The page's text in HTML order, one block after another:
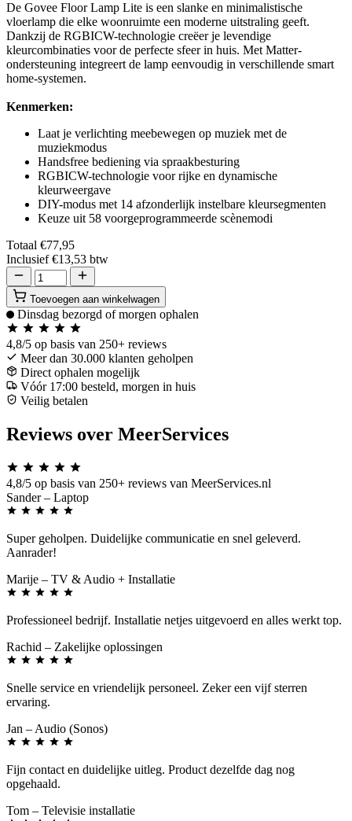
De Govee Floor Lamp Lite is een slanke en minimalistische
vloerlamp die elke woonruimte een moderne uitstraling geeft.
Dankzij de RGBICW-technologie creëer je levendige
kleurcombinaties voor de perfecte sfeer in huis. Met Matter-
ondersteuning integreert de lamp eenvoudig in verschillende smart
home-systemen.
Kenmerken:
Laat je verlichting meebewegen op muziek met de
muziekmodus
Handsfree bediening via spraakbesturing
RGBICW-technologie voor rijke en dynamische
kleurweergave
DIY-modus met 14 afzonderlijk instelbare kleursegmenten
Keuze uit 58 voorgeprogrammeerde scènemodi
Totaal €77,95
Inclusief€13,53 btw
Toevoegen aan winkelwagen
Dinsdag bezorgd of morgen ophalen
4,8/5 op basis van 250+ reviews
Meer dan 30.000 klanten geholpen
Direct ophalen mogelijk
Vóór 17:00 besteld, morgen in huis
Veilig betalen
Reviews over MeerServices
4,8/5 op basis van 250+ reviews van MeerServices.nl
Sander – Laptop
Super geholpen. Duidelijke communicatie en snel geleverd.
Aanrader!
Marije – TV & Audio + Installatie
Professioneel bedrijf. Installatie netjes uitgevoerd en alles werkt top.
Rachid – Zakelijke oplossingen
Snelle service en vriendelijk personeel. Zeker een vijf sterren
ervaring.
Jan – Audio (Sonos)
Fijn contact en duidelijke uitleg. Product dezelfde dag nog
opgehaald.
Tom – Televisie installatie